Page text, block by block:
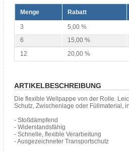
Menge Rabatt
3
5,00 %
6
15,00 %
12
20,00 %
ARTIKELBESCHREIBUNG
Die flexible Wellpappe von der Rolle.
Schutz, Zwischenlage oder Füllmaterial,
- Stoßdämpfend
- Widerstandsfähig
- Schnelle, flexible Verarbeitung
- Ausgezeichneter Transportschutz